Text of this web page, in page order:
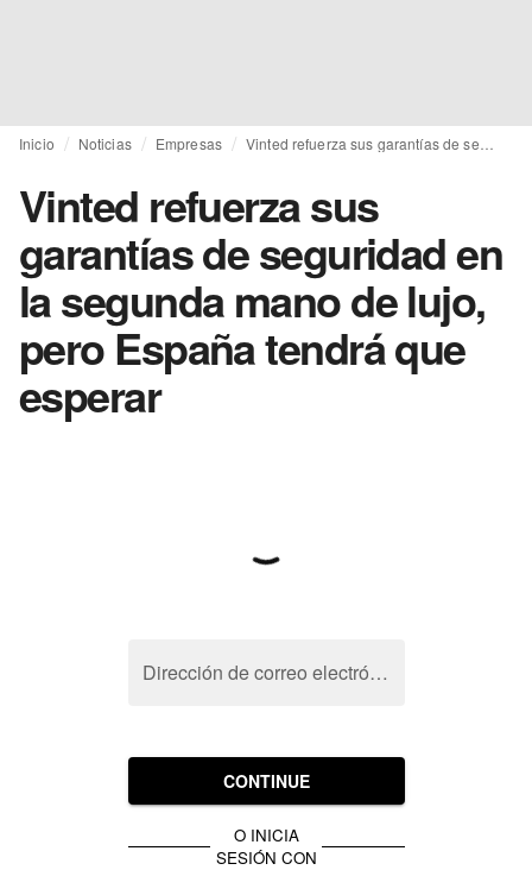
Inicio Noticias Empresas
Vinted refuerza sus
garantías de seguridad en
la segunda mano de lujo,
pero España tendrá que
esperar
Dirección de correo electrónico
CONTINUE
O INICIA
SESIÓN CON